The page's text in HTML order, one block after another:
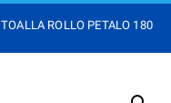
TOALLA ROLLO PETALO 180